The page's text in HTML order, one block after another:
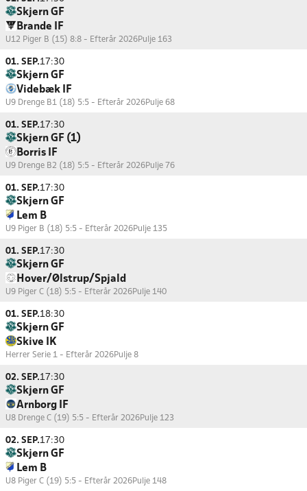
Skjern GF
Brande IF
U12 Piger B (15) 8:8 - Efterår 2026Pulje 163
01. SEP.17:30
Skjern GF
Videbæk IF
U9 Drenge B1 (18) 5:5 - Efterår 2026Pulje 68
01. SEP.17:30
Skjern GF (1)
Borris IF
U9 Drenge B2 (18) 5:5 - Efterår 2026Pulje 76
01. SEP.17:30
Skjern GF
Lem B
U9 Piger B (18) 5:5 - Efterår 2026Pulje 135
01. SEP.17:30
Skjern GF
Hover/Ølstrup/Spjald
U9 Piger C (18) 5:5 - Efterår 2026Pulje 140
01. SEP.18:30
Skjern GF
Skive IK
Herrer Serie 1 - Efterår 2026Pulje 8
02. SEP.17:30
Skjern GF
Arnborg IF
U8 Drenge C (19) 5:5 - Efterår 2026Pulje 123
02. SEP.17:30
Skjern GF
Lem B
U8 Piger C (19) 5:5 - Efterår 2026Pulje 148